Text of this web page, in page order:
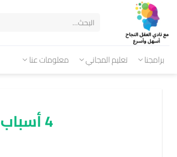
برامجنا تعليم المجاني معلومات عنا
4 أسباب شائعة لعدم النجاح في التخطيط